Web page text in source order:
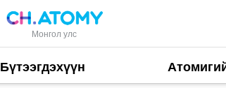
Монгол улс
Бүтээгдэхүүн